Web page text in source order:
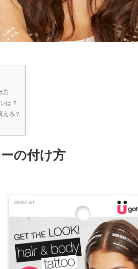
方
は？
る？
の付け方